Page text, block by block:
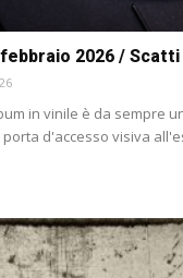
2026 /
in vinile è da sempre
d'accesso visiva